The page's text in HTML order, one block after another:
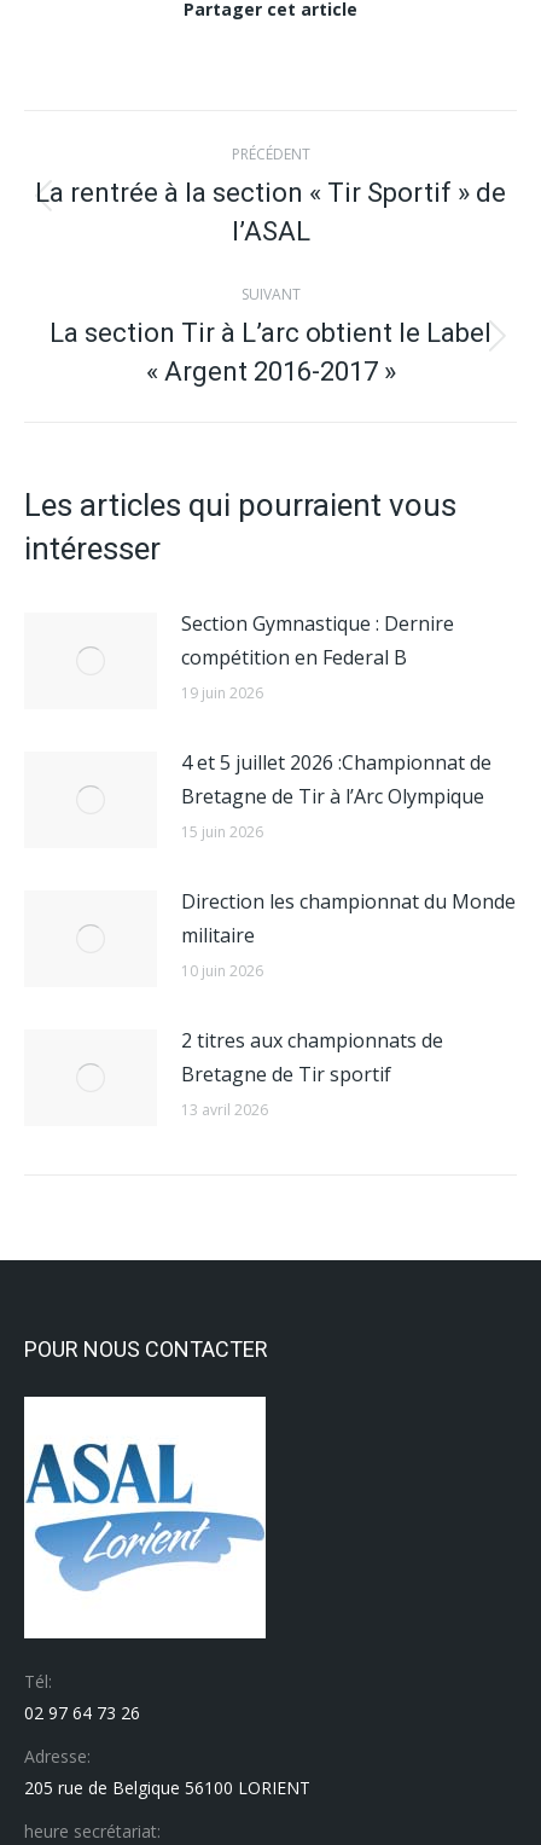
Partager cet article
Navigation
article
PRÉCÉDENT
précédent
La rentrée à la section « Tir Sportif » de
l’ASAL
SUIVANT
suivant
La section Tir à L’arc obtient le Label
« Argent 2016-2017 »
Les articles qui pourraient vous
intéresser
Section Gymnastique : Dernire
compétition en Federal B
19 juin 2026
4 et 5 juillet 2026 :Championnat de
Bretagne de Tir à l’Arc Olympique
15 juin 2026
Direction les championnat du Monde
militaire
10 juin 2026
2 titres aux championnats de
Bretagne de Tir sportif
13 avril 2026
POUR NOUS CONTACTER
Tél:
02 97 64 73 26
Adresse:
205 rue de Belgique 56100 LORIENT
heure secrétariat: